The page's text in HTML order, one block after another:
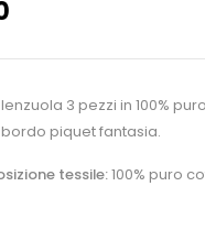
3 pezzi in 100%
piquet fantasia.
tessile:100% puro